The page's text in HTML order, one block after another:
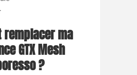
remplacer ma
GTX Mesh
?